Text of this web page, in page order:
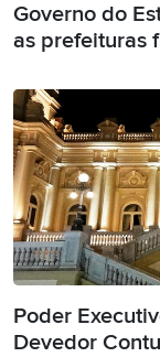
Governo do
as prefeituras
Poder
Devedor